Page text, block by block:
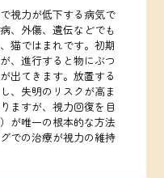
視力が低下する病気で
、外傷、遺伝などでも
猫ではまれです。初期
、進行すると物にぶつ
出てきます。放置する
、失明のリスクが高ま
ますが、視力回復を目
が唯一の根本的な方法
での治療が視力の維持